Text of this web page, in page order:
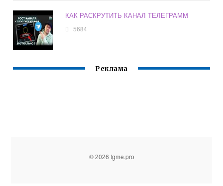
КАК РАСКРУТИТЬ КАНАЛ ТЕЛЕГРАММ
5684
Реклама
© 2026 tgme.pro